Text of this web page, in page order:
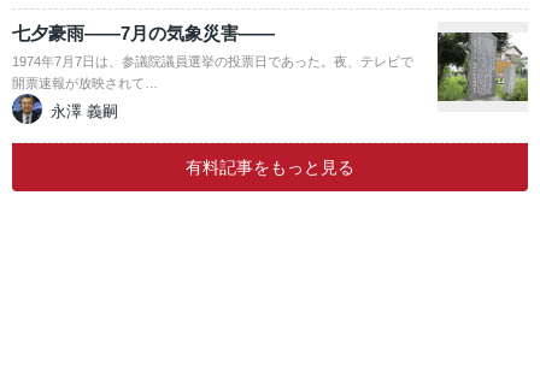
七夕豪雨――7月の気象災害――
1974年7月7日は、参議院議員選挙の投票日であった。夜、テレビで
開票速報が放映されて…
永澤 義嗣
有料記事をもっと見る